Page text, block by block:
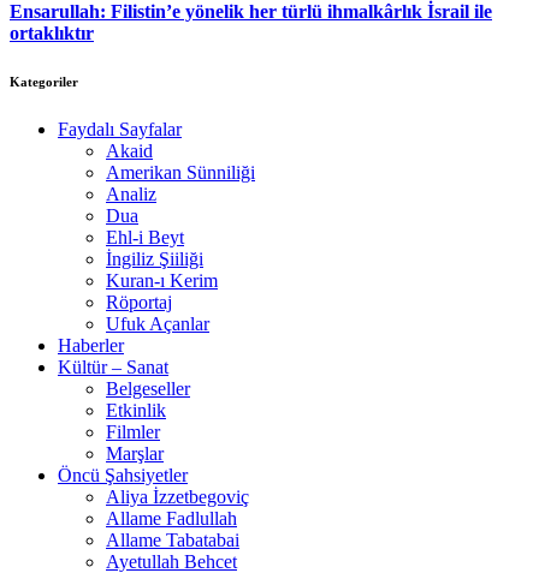
Ensarullah: Filistin’e yönelik her türlü ihmalkârlık İsrail ile
ortaklıktır
Kategoriler
Faydalı Sayfalar
Akaid
Amerikan Sünniliği
Analiz
Dua
Ehl-i Beyt
İngiliz Şiiliği
Kuran-ı Kerim
Röportaj
Ufuk Açanlar
Haberler
Kültür – Sanat
Belgeseller
Etkinlik
Filmler
Marşlar
Öncü Şahsiyetler
Aliya İzzetbegoviç
Allame Fadlullah
Allame Tabatabai
Ayetullah Behcet